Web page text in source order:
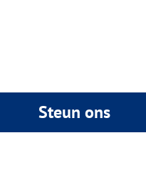
Steun ons